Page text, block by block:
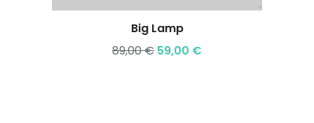
Big Lamp
89,00€ 59,00 €